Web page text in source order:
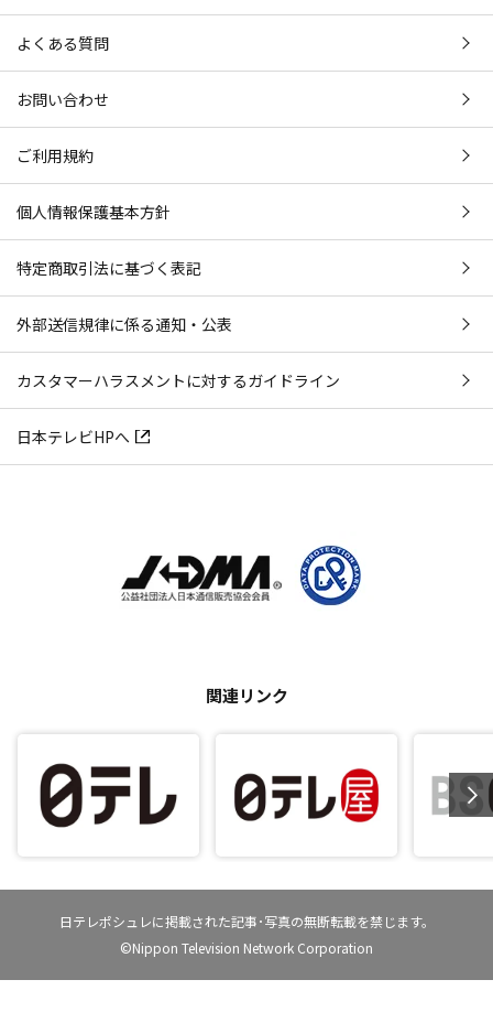
よくある質問
お問い合わせ
ご利用規約
個人情報保護基本方針
特定商取引法に基づく表記
外部送信規律に係る通知・公表
カスタマーハラスメントに対するガイドライン
日本テレビHPへ
関連リンク
日テレポシュレに掲載された記事･写真の無断転載を禁じます。
©Nippon Television Network Corporation